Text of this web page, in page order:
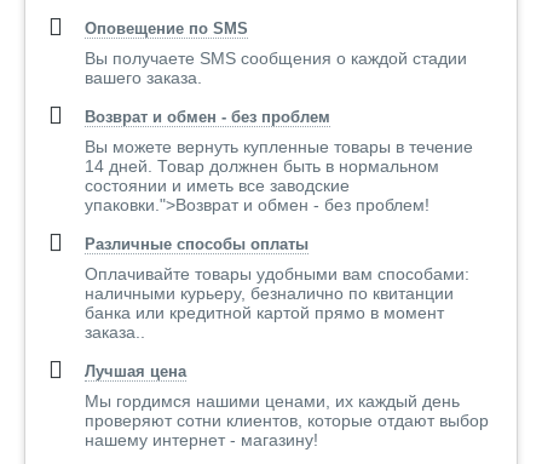
Оповещение по SMS
Вы получаете SMS сообщения о каждой стадии
вашего заказа.
Возврат и обмен - без проблем
Вы можете вернуть купленные товары в течение
14 дней. Товар должнен быть в нормальном
состоянии и иметь все заводские
упаковки.">Возврат и обмен - без проблем!
Различные способы оплаты
Оплачивайте товары удобными вам способами:
наличными курьеру, безналично по квитанции
банка или кредитной картой прямо в момент
заказа..
Лучшая цена
Мы гордимся нашими ценами, их каждый день
проверяют сотни клиентов, которые отдают выбор
нашему интернет - магазину!